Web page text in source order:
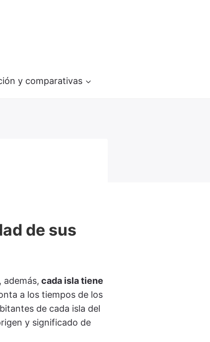
y comparativas
de sus
además, cada isla tiene
a los tiempos de los
de cada isla del
y significado de